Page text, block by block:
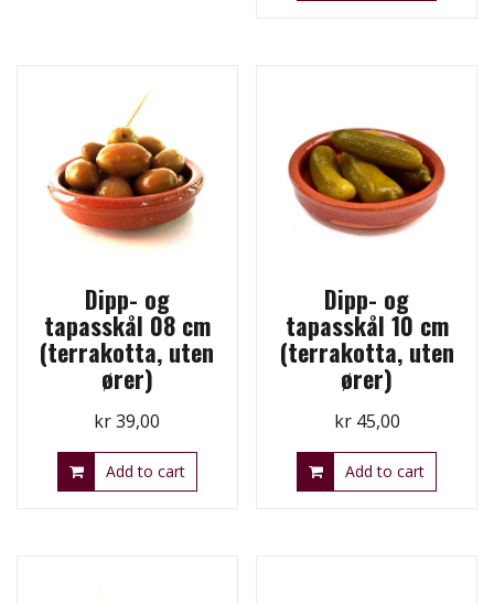
Dipp- og
tapasskål 08 cm
(terrakotta, uten
ører)
kr39,00
Add to cart
Dipp- og
tapasskål 10 cm
(terrakotta, uten
ører)
kr45,00
Add to cart